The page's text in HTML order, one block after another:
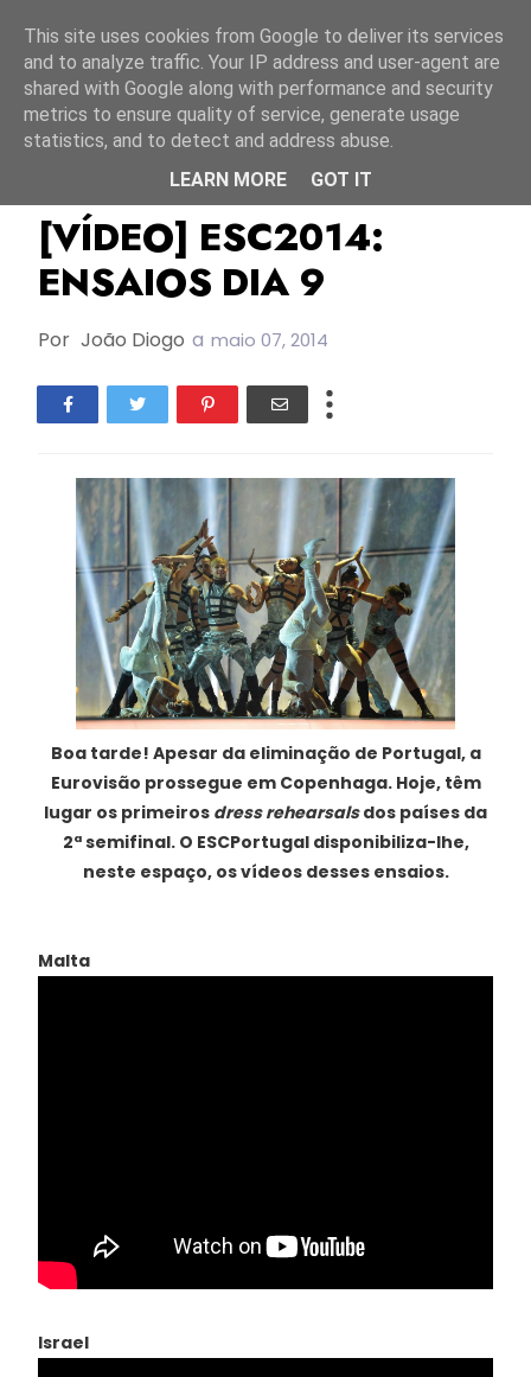
Bielorrússia Ensaios
[VÍDEO] ESC2014:
ENSAIOS DIA 9
Por João Diogo a maio 07, 2014
Boa tarde! Apesar da eliminação de Portugal, a
Eurovisão prossegue em Copenhaga. Hoje, têm
lugar os primeiros dress rehearsalsdos países da
2ª semifinal. O ESCPortugal disponibiliza-lhe,
neste espaço, os vídeos desses ensaios.
Malta
Israel
This site uses cookies from Google to deliver its services
and to analyze traffic. Your IP address and user-agent are
shared with Google along with performance and security
metrics to ensure quality of service, generate usage
statistics, and to detect and address abuse.
LEARN MORE
GOT IT